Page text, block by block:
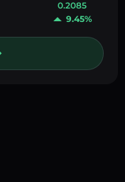
0.2085
9.45%